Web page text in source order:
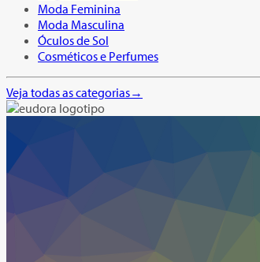
Moda Feminina
Moda Masculina
Óculos de Sol
Cosméticos e Perfumes
Veja todas as categorias→